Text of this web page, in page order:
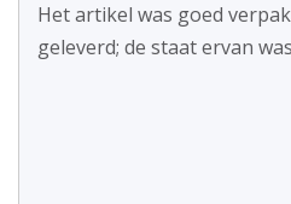
Het artikel was goed
geleverd; de staat ervan